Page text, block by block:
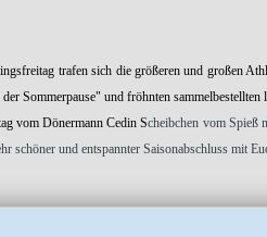
trafen sich die größeren und großen
Sommerpause" und fröhnten
vom Dönermann Cedin Scheibchen vom Spieß
schöner und entspannter Saisonabschluss mit